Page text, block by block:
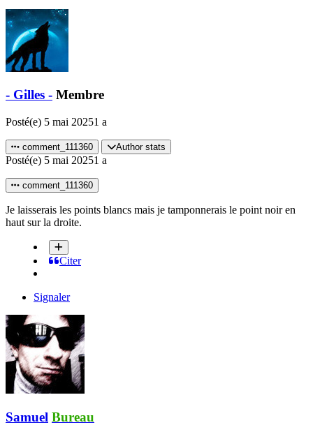
- Gilles - Membre
Posté(e) 5 mai 20251 a
comment_111360 Author stats
Posté(e) 5 mai 20251 a
comment_111360
Je laisserais les points blancs mais je tamponnerais le point noir en
haut sur la droite.
Citer
Signaler
Samuel Bureau